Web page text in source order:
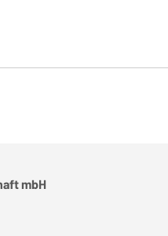
mbH